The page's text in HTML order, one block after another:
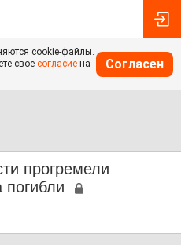
cookie-файлы.
свое согласие на
Согласен
прогремели